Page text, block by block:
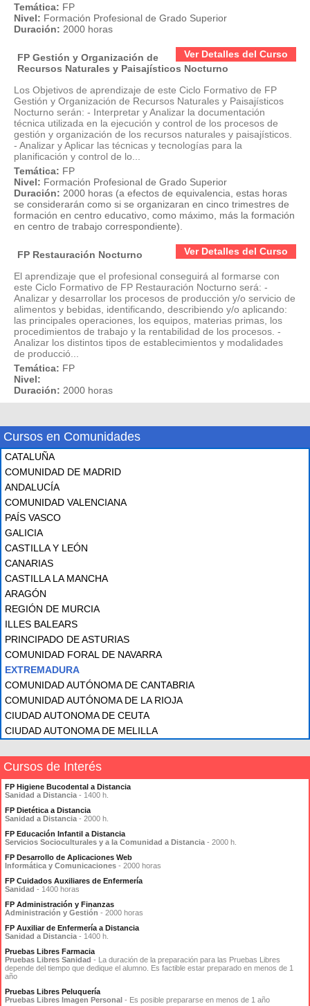
Temática: FP
Nivel: Formación Profesional de Grado Superior
Duración: 2000 horas
Ver Detalles del Curso
FP Gestión y Organización de
Recursos Naturales y Paisajísticos Nocturno
Los Objetivos de aprendizaje de este Ciclo Formativo de FP
Gestión y Organización de Recursos Naturales y Paisajísticos
Nocturno serán: - Interpretar y Analizar la documentación
técnica utilizada en la ejecución y control de los procesos de
gestión y organización de los recursos naturales y paisajísticos.
- Analizar y Aplicar las técnicas y tecnologías para la
planificación y control de lo...
Temática: FP
Nivel: Formación Profesional de Grado Superior
Duración: 2000 horas (a efectos de equivalencia, estas horas
se considerarán como si se organizaran en cinco trimestres de
formación en centro educativo, como máximo, más la formación
en centro de trabajo correspondiente).
Ver Detalles del Curso
FP Restauración Nocturno
El aprendizaje que el profesional conseguirá al formarse con
este Ciclo Formativo de FP Restauración Nocturno será: -
Analizar y desarrollar los procesos de producción y/o servicio de
alimentos y bebidas, identificando, describiendo y/o aplicando:
las principales operaciones, los equipos, materias primas, los
procedimientos de trabajo y la rentabilidad de los procesos. -
Analizar los distintos tipos de establecimientos y modalidades
de producció...
Temática: FP
Nivel:
Duración: 2000 horas
Cursos en Comunidades
CATALUÑA
COMUNIDAD DE MADRID
ANDALUCÍA
COMUNIDAD VALENCIANA
PAÍS VASCO
GALICIA
CASTILLA Y LEÓN
CANARIAS
CASTILLA LA MANCHA
ARAGÓN
REGIÓN DE MURCIA
ILLES BALEARS
PRINCIPADO DE ASTURIAS
COMUNIDAD FORAL DE NAVARRA
EXTREMADURA
COMUNIDAD AUTÓNOMA DE CANTABRIA
COMUNIDAD AUTÓNOMA DE LA RIOJA
CIUDAD AUTONOMA DE CEUTA
CIUDAD AUTONOMA DE MELILLA
Cursos de Interés
FP Higiene Bucodental a Distancia
Sanidad a Distancia - 1400 h.
FP Dietética a Distancia
Sanidad a Distancia - 2000 h.
FP Educación Infantil a Distancia
Servicios Socioculturales y a la Comunidad a Distancia - 2000 h.
FP Desarrollo de Aplicaciones Web
Informática y Comunicaciones - 2000 horas
FP Cuidados Auxiliares de Enfermería
Sanidad - 1400 horas
FP Administración y Finanzas
Administración y Gestión - 2000 horas
FP Auxiliar de Enfermería a Distancia
Sanidad a Distancia - 1400 h.
Pruebas Libres Farmacia
Pruebas Libres Sanidad - La duración de la preparación para las Pruebas Libres
depende del tiempo que dedique el alumno. Es factible estar preparado en menos de 1
año
Pruebas Libres Peluquería
Pruebas Libres Imagen Personal - Es posible prepararse en menos de 1 año